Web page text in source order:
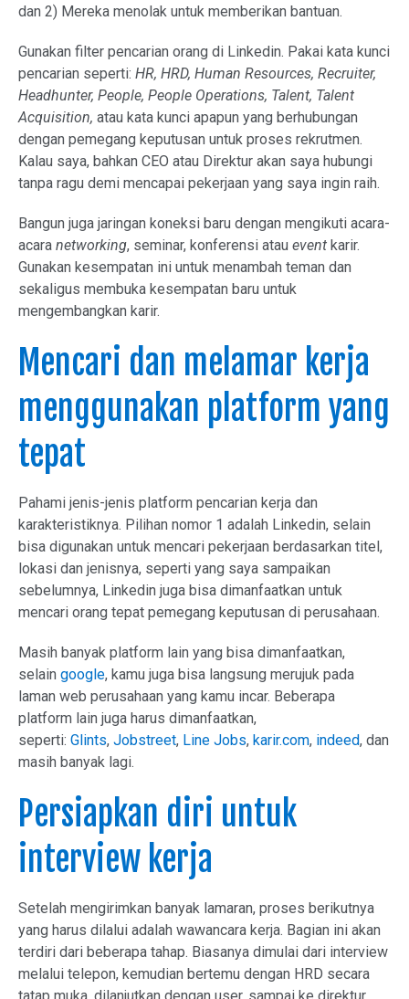
dan 2) Mereka menolak untuk memberikan bantuan.
Gunakan filter pencarian orang di Linkedin. Pakai kata kunci
pencarian seperti: HR, HRD, Human Resources, Recruiter,
Headhunter, People, People Operations, Talent, Talent
Acquisition, atau kata kunci apapun yang berhubungan
dengan pemegang keputusan untuk proses rekrutmen.
Kalau saya, bahkan CEO atau Direktur akan saya hubungi
tanpa ragu demi mencapai pekerjaan yang saya ingin raih.
Bangun juga jaringan koneksi baru dengan mengikuti acara-
acara networking, seminar, konferensi atau event karir.
Gunakan kesempatan ini untuk menambah teman dan
sekaligus membuka kesempatan baru untuk
mengembangkan karir.
Mencari dan melamar kerja
menggunakan platform yang
tepat
Pahami jenis-jenis platform pencarian kerja dan
karakteristiknya. Pilihan nomor 1 adalah Linkedin, selain
bisa digunakan untuk mencari pekerjaan berdasarkan titel,
lokasi dan jenisnya, seperti yang saya sampaikan
sebelumnya, Linkedin juga bisa dimanfaatkan untuk
mencari orang tepat pemegang keputusan di perusahaan.
Masih banyak platform lain yang bisa dimanfaatkan,
selain google, kamu juga bisa langsung merujuk pada
laman web perusahaan yang kamu incar. Beberapa
platform lain juga harus dimanfaatkan,
seperti: Glints, Jobstreet, Line Jobs, karir.com, indeed, dan
masih banyak lagi.
Persiapkan diri untuk
interview kerja
Setelah mengirimkan banyak lamaran, proses berikutnya
yang harus dilalui adalah wawancara kerja. Bagian ini akan
terdiri dari beberapa tahap. Biasanya dimulai dari interview
melalui telepon, kemudian bertemu dengan HRD secara
tatap muka, dilanjutkan dengan user, sampai ke direktur